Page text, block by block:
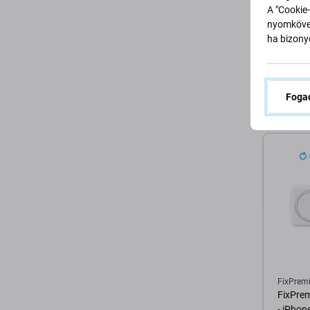
Spy
iPhone
2 400
A
ha